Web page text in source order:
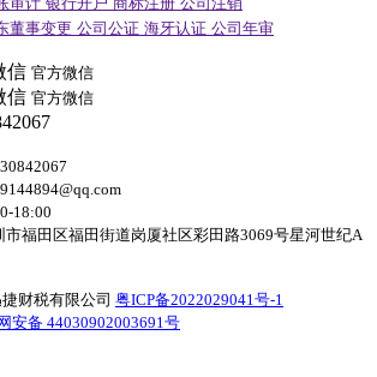
董事变更 公司公证 海牙认证 公司年审
官方微信
官方微信
18:00
市福田区福田街道岗厦社区彩田路3069号星河世纪A
财税有限公司 粤ICP备2022029041号-1
安备 44030902003691号